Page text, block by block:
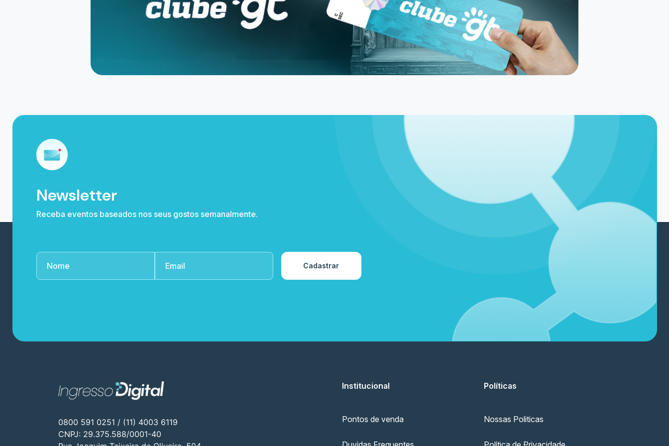
Newsletter
Receba eventos baseados nos seus gostos semanalmente.
Cadastrar
0800 591 0251 / (11) 4003 6119
CNPJ: 29.375.588/0001-40
Institucional
Pontos de venda
Políticas
Nossas Politicas